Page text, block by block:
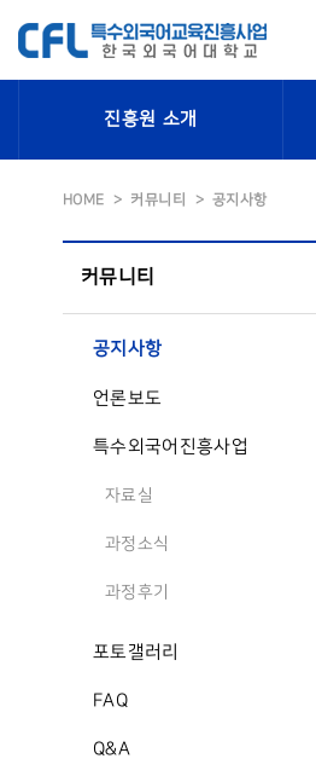
진흥원 소개
HOME 커뮤니티 공지사항
커뮤니티
공지사항
언론보도
특수외국어진흥사업
자료실
과정소식
과정후기
포토갤러리
FAQ
Q&A